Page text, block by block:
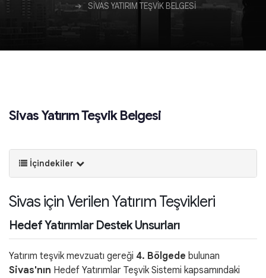
SIVAS YATIRIM TEŞVIK BELGESI
Sivas Yatırım Teşvik Belgesi
İçindekiler
Sivas için Verilen Yatırım Teşvikleri
Hedef Yatırımlar Destek Unsurları
Yatırım teşvik mevzuatı gereği 4. Bölgede bulunan
Sivas'nın Hedef Yatırımlar Teşvik Sistemi kapsamındaki